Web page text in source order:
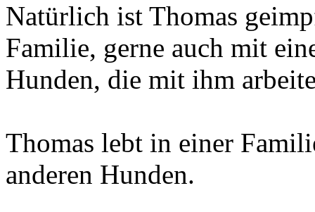
Natürlich ist Thomas
Familie, gerne auch mit
Hunden, die mit ihm
Thomas lebt in einer
anderen Hunden.